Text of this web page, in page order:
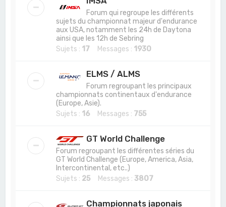
Forum qui regroupe les différents
sujets du championnat majeur d'endurance
aux USA, notamment les 24h de Daytona
ainsi que les 12h de Sebring
Sujets : 17 Messages : 1930
ELMS / ALMS
Forum regroupant les principaux
championnats continentaux d'endurance
(Europe, Asie).
Sujets : 16 Messages : 755
GT World Challenge
Forum regroupant les différentes séries du
GT World Challenge (Europe, America, Asia,
Intercontinental, etc..)
Sujets : 25 Messages : 3807
Championnats japonais